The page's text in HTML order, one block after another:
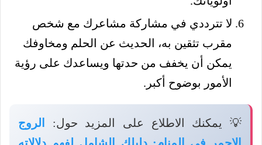
لا تترددي في مشاركة مشاعرك مع شخص
مقرب تثقين به، الحديث عن الحلم ومخاوفك
يمكن أن يخفف من حدتها ويساعدك على رؤية
الأمور بوضوح أكبر.
💡 يمكنك الاطلاع على المزيد حول:
الروج